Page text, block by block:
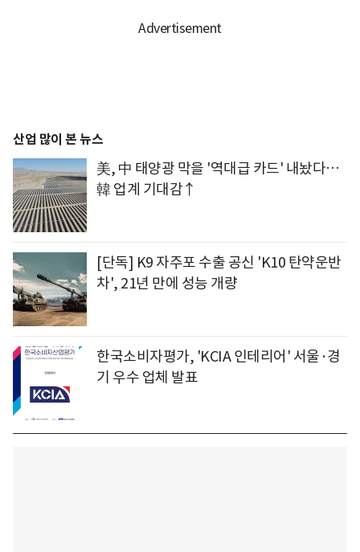
산업 많이 본 뉴스
美, 中 태양광 막을 '역대급 카드' 내놨다…
韓 업계 기대감↑
[단독] K9 자주포 수출 공신 'K10 탄약운반
차', 21년 만에 성능 개량
한국소비자평가, 'KCIA 인테리어' 서울·경
기 우수 업체 발표